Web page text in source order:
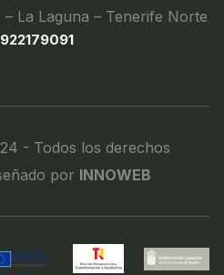
La Laguna – Tenerife Norte
- Todos los derechos
por INNOWEB